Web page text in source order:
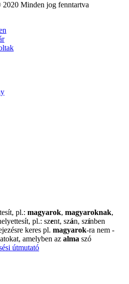
Minden jog fenntartva
pl.: magyarok, magyaroknak,
pl.: szent, szán, színben
keres pl. magyarok-ra nem -
amelyben az alma szó
útmutató